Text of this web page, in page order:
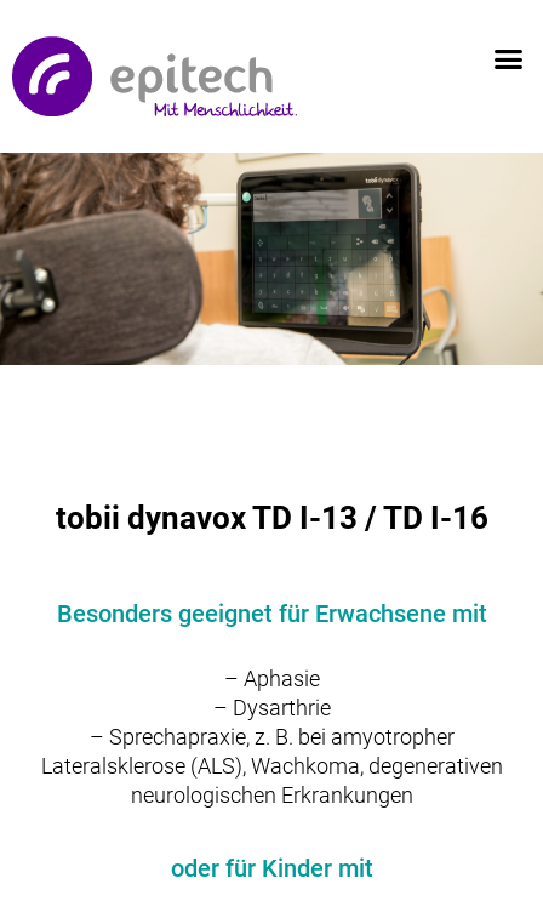
tobii dynavox TD I-13 / TD I-16
Besonders geeignet für Erwachsene mit
– Aphasie
– Dysarthrie
– Sprechapraxie, z. B. bei amyotropher
Lateralsklerose (ALS), Wachkoma, degenerativen
neurologischen Erkrankungen
oder für Kinder mit